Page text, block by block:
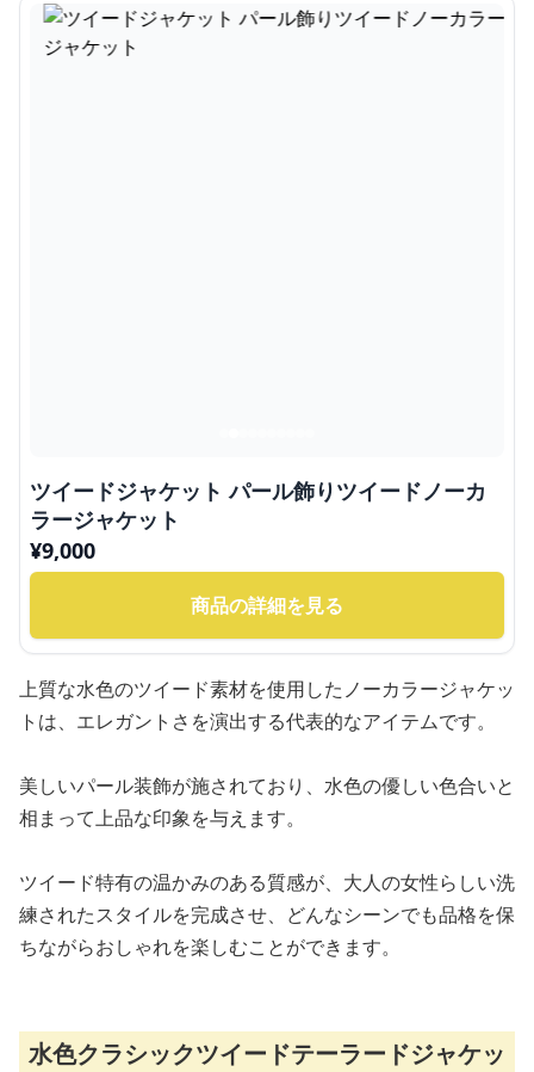
ツイードジャケット パール飾りツイードノーカ
ラージャケット
¥9,000
商品の詳細を見る
上質な水色のツイード素材を使用したノーカラージャケッ
トは、エレガントさを演出する代表的なアイテムです。
美しいパール装飾が施されており、水色の優しい色合いと
相まって上品な印象を与えます。
ツイード特有の温かみのある質感が、大人の女性らしい洗
練されたスタイルを完成させ、どんなシーンでも品格を保
ちながらおしゃれを楽しむことができます。
水色クラシックツイードテーラードジャケッ